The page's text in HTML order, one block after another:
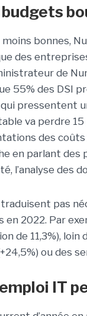
bonnes,
des
de
55% des DSI
pressentent
va perdre
des
en parlant des
l’analyse des
pas
2022. Par
de 11,3%),
ou des
IT